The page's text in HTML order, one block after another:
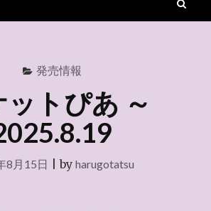
発売情報
ットぴあ ～
8月15日 |by harugotatsu